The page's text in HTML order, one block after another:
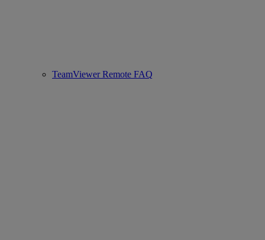
TeamViewer Remote FAQ